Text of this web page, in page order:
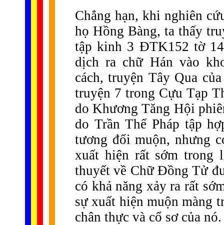
Chẳng hạn, khi nghiên
họ Hồng Bàng, ta thấy
tập kinh 3 ĐTK152 tờ
dịch ra chữ Hán vào
cách, truyện Tây Qua
truyện 7 trong Cựu Tạp
do Khương Tăng Hội
do Trần Thế Pháp tập
tương đối muộn, nhưng
xuất hiện rất sớm trong
thuyết về Chữ Đồng Tử
có khả năng xảy ra rất
sự xuất hiện muộn màng
chân thực và cổ sơ của nó.